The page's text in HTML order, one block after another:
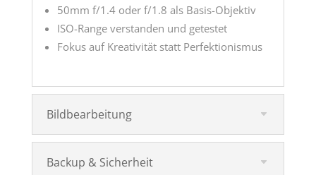
50mm f/1.4 oder f/1.8 als Basis-Objektiv
ISO-Range verstanden und getestet
Fokus auf Kreativität statt Perfektionismus
Bildbearbeitung
Backup & Sicherheit